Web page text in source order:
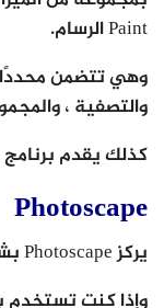
Paint الرسام.
وهي تتضمن محددًا
والتصفية ،
كذلك يقدم برنامج Krita بعضًا من أفضل أدوات رسم الأشكال.
Photoscape
يركز Photoscape بشكل أساسي على تحرير الصور.